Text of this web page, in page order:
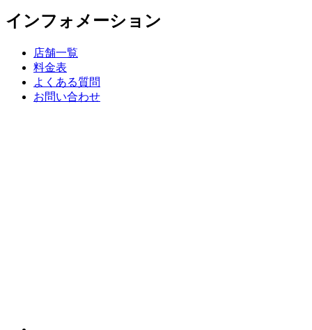
インフォメーション
店舗一覧
料金表
よくある質問
お問い合わせ